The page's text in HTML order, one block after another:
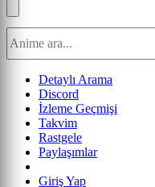
Detaylı Arama
Discord
İzleme Geçmişi
Takvim
Rastgele
Paylaşımlar
Giriş Yap